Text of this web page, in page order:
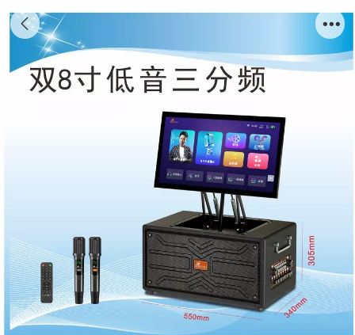
户外/家庭高端专业演出音响K歌直播视频音响
K-680